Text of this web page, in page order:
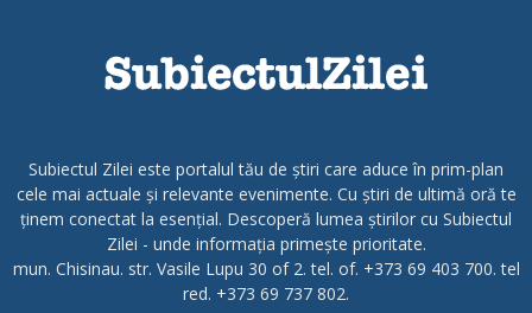
Subiectul Zilei este portalul tău de știri care aduce în prim-plan
cele mai actuale și relevante evenimente. Cu știri de ultimă oră te
ținem conectat la esențial. Descoperă lumea știrilor cu Subiectul
Zilei - unde informația primește prioritate.
mun. Chisinau. str. Vasile Lupu 30 of 2. tel. of. +373 69 403 700. tel
red. +373 69 737 802.